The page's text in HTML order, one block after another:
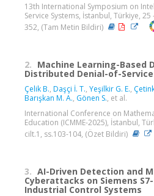
13th International Symposium on
Service Systems, İstanbul, Türkiye,
352, (Tam Metin Bildiri)
2. Machine Learning-Based
Distributed Denial-of-
Çelik B., Daşçi İ. T., Yeşilkir G. E.,
Barışkan M. A., Gönen S., et al.
International Conference on
Education (ICMME-2025), İstanbul,
cilt.1, ss.103-104, (Özet Bildiri)
3. AI-Driven Detection and
Cyberattacks on Siemens S7-
Industrial Control Systems